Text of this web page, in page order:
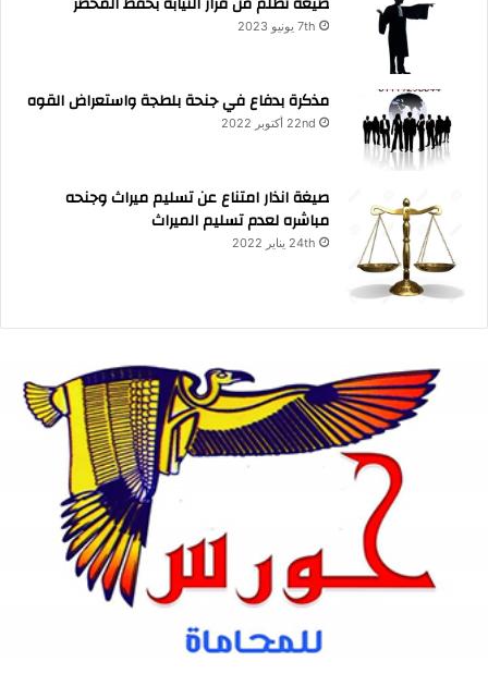
7th يونيو 2023
مذكرة بدفاع في جنحة بلطجة واستعراض القوه
22nd أكتوبر 2022
صيغة انذار امتناع عن تسليم ميراث وجنحه
مباشره لعدم تسليم الميراث
24th يناير 2022